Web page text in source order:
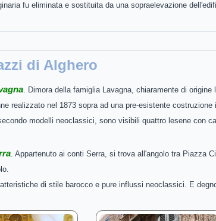
fu eliminata e sostituita da una sopraelevazione
di Alghero
. Dimora della famiglia Lavagna, chiaramente di
realizzato nel 1873 sopra ad una pre-esistente
modelli neoclassici, sono visibili quattro lesene con
. Appartenuto ai conti Serra, si trova all'angolo tra Piazza
di stile barocco e pure influssi neoclassici. E